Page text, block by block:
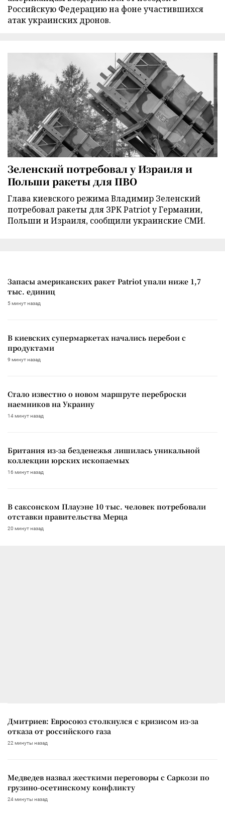
Российскую Федерацию на фоне участившихся
атак украинских дронов.
Зеленский потребовал у Израиля и
Польши ракеты для ПВО
Глава киевского режима Владимир Зеленский
потребовал ракеты для ЗРК Patriot у Германии,
Польши и Израиля, сообщили украинские СМИ.
Запасы американских ракет Patriot упали ниже 1,7
тыс. единиц
5 минут назад
В киевских супермаркетах начались перебои с
продуктами
9 минут назад
Стало известно о новом маршруте переброски
наемников на Украину
14 минут назад
Британия из-за безденежья лишилась уникальной
коллекции юрских ископаемых
16 минут назад
В саксонском Плауэне 10 тыс. человек потребовали
отставки правительства Мерца
20 минут назад
Дмитриев: Евросоюз столкнулся с кризисом из-за
отказа от российского газа
22 минуты назад
Медведев назвал жесткими переговоры с Саркози по
грузино-осетинскому конфликту
24 минуты назад